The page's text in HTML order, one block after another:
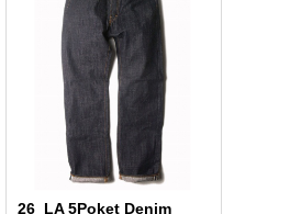
26_LA 5Poket Denim